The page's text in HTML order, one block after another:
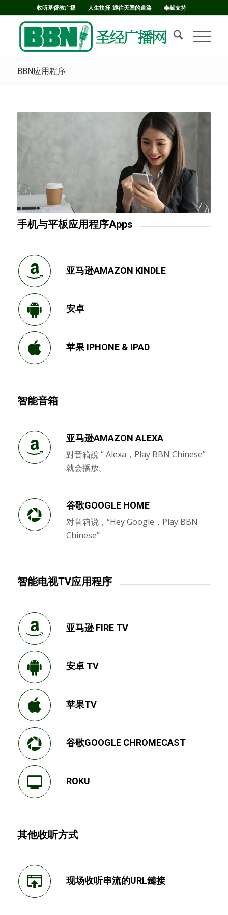
收听基督教广播 人生抉择-通往天国的道路 奉献支持
BBN应用程序
手机与平板应用程序Apps
亚马逊AMAZON KINDLE
安卓
苹果 IPHONE & IPAD
智能音箱
亚马逊AMAZON ALEXA
對音箱說 “ Alexa，Play BBN Chinese”
就会播放。
谷歌GOOGLE HOME
对音箱说，“Hey Google，Play BBN
Chinese”
智能电视TV应用程序
亚马逊 FIRE TV
安卓 TV
苹果TV
谷歌GOOGLE CHROMECAST
ROKU
其他收听方式
现场收听串流的URL鏈接